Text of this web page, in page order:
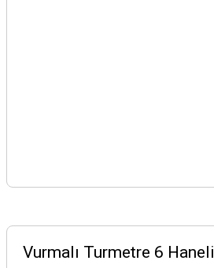
Vurmalı Turmetre 6 Haneli